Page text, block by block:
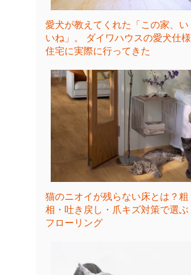
愛犬が教えてくれた「この家、い
いね」。 ダイワハウスの愛犬仕様
住宅に実際に行ってきた
猫のニオイが残らない床とは？粗
相・吐き戻し・爪キズ対策で選ぶ
フローリング